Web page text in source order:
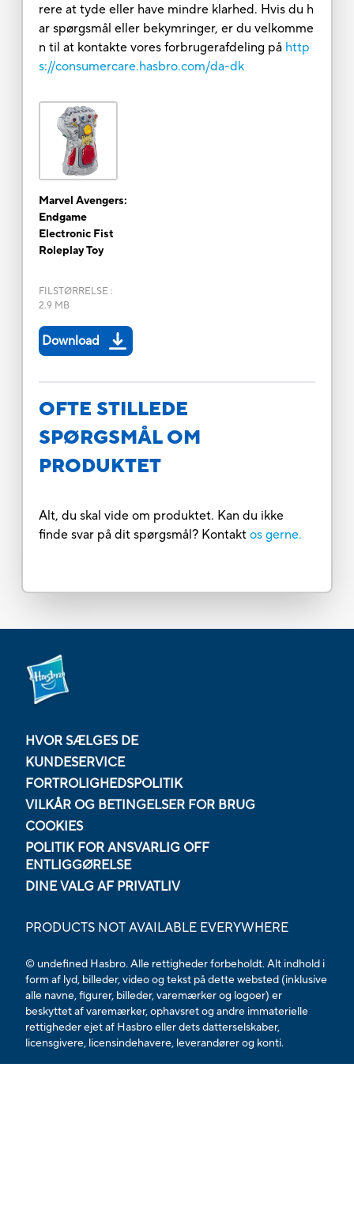
rere at tyde eller have mindre klarhed. Hvis du h
ar spørgsmål eller bekymringer, er du velkomme
n til at kontakte vores forbrugerafdeling på http
s://consumercare.hasbro.com/da-dk
Marvel Avengers:
Endgame
Electronic Fist
Roleplay Toy
FILSTØRRELSE :
2.9 MB
Download
OFTE STILLEDE
SPØRGSMÅL OM
PRODUKTET
Alt, du skal vide om produktet. Kan du ikke
finde svar på dit spørgsmål? Kontakt os gerne.
HVOR SÆLGES DE
KUNDESERVICE
FORTROLIGHEDSPOLITIK
VILKÅR OG BETINGELSER FOR BRUG
COOKIES
POLITIK FOR ANSVARLIG OFF
ENTLIGGØRELSE
DINE VALG AF PRIVATLIV
PRODUCTS NOT AVAILABLE EVERYWHERE
© undefined Hasbro. Alle rettigheder forbeholdt. Alt indhold i
form af lyd, billeder, video og tekst på dette websted (inklusive
alle navne, figurer, billeder, varemærker og logoer) er
beskyttet af varemærker, ophavsret og andre immaterielle
rettigheder ejet af Hasbro eller dets datterselskaber,
licensgivere, licensindehavere, leverandører og konti.